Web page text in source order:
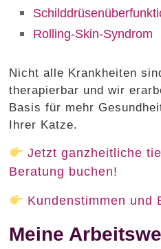
Rolling-Skin-Syndrom
Nicht alle Krankheiten
therapierbar und wir
Basis für mehr
Ihrer Katze.
Jetzt ganzheitliche
Beratung buchen!
Kundenstimmen und
Meine